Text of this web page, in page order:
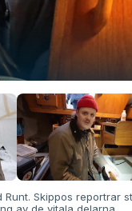
Skippos reportrar
av de vitala delarna.